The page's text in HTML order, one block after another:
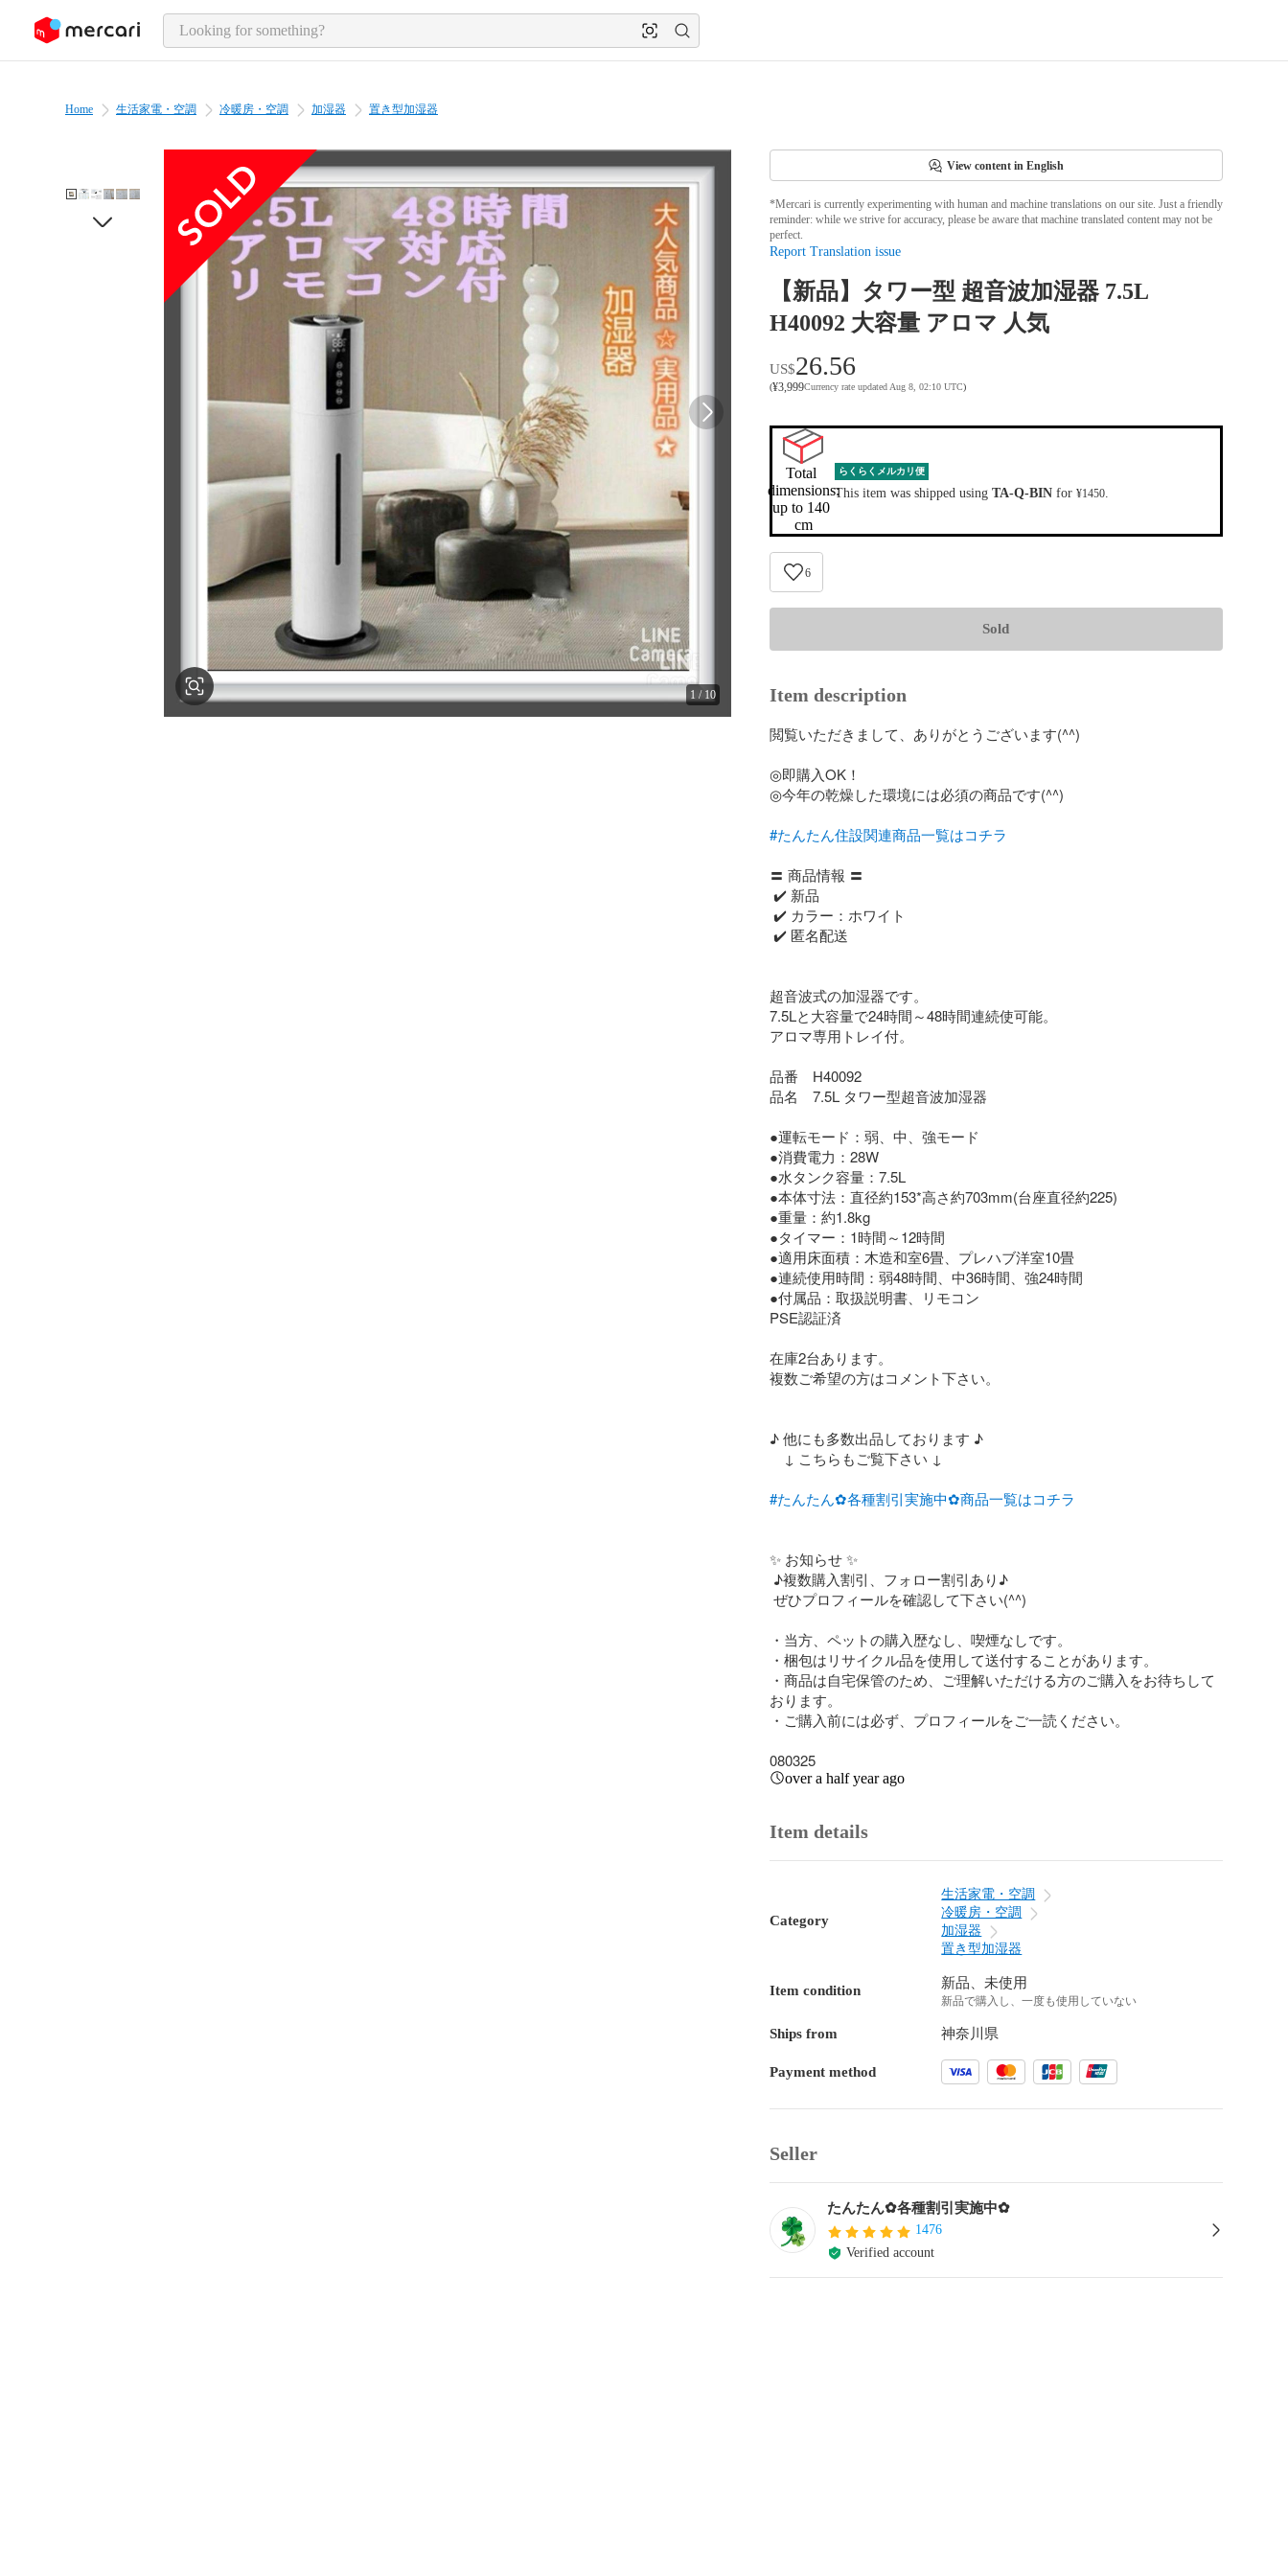
page content
Home 生活家電・空調 冷暖房・空調 加湿器 置き型加湿器
1 / 10
View content in English
*Mercari is currently experimenting with human and machine translations on our site. Just a friendly
reminder: while we strive for accuracy, please be aware that machine translated content may not be
perfect.
Report Translation issue
【新品】タワー型 超音波加湿器 7.5L
H40092 大容量 アロマ 人気
US$26.56
(¥3,999Currency rate updated Aug 8, 02:10 UTC)
Total
dimensions:
up to 140
cm
らくらくメルカリ便
This item was shipped using TA-Q-BINfor ¥1450.
6
Sold
Item description
閲覧いただきまして、ありがとうございます(^^)
◎即購入OK！
◎今年の乾燥した環境には必須の商品です(^^)
#たんたん住設関連商品一覧はコチラ
〓 商品情報 〓
超音波式の加湿器です。
7.5Lと大容量で24時間～48時間連続使可能。
アロマ専用トレイ付。
品番　H40092
品名　7.5L タワー型超音波加湿器
●運転モード：弱、中、強モード
●消費電力：28W
●水タンク容量：7.5L
●本体寸法：直径約153*高さ約703mm(台座直径約225)
●重量：約1.8kg
●タイマー：1時間～12時間
●適用床面積：木造和室6畳、プレハブ洋室10畳
●連続使用時間：弱48時間、中36時間、強24時間
●付属品：取扱説明書、リモコン
PSE認証済
在庫2台あります。
複数ご希望の方はコメント下さい。
♪ 他にも多数出品しております ♪
↓ こちらもご覧下さい ↓
#たんたん✿各種割引実施中✿商品一覧はコチラ
✨ お知らせ ✨
・当方、ペットの購入歴なし、喫煙なしです。
・梱包はリサイクル品を使用して送付することがあります。
・商品は自宅保管のため、ご理解いただける方のご購入をお待ちして
おります。
・ご購入前には必ず、プロフィールをご一読ください。
080325
over a half year ago
Item details
Category
生活家電・空調
冷暖房・空調
加湿器
置き型加湿器
Item condition 新品、未使用
新品で購入し、一度も使用していない
Ships from 神奈川県
Payment method
Seller
たんたん✿各種割引実施中✿
1476
Verified account